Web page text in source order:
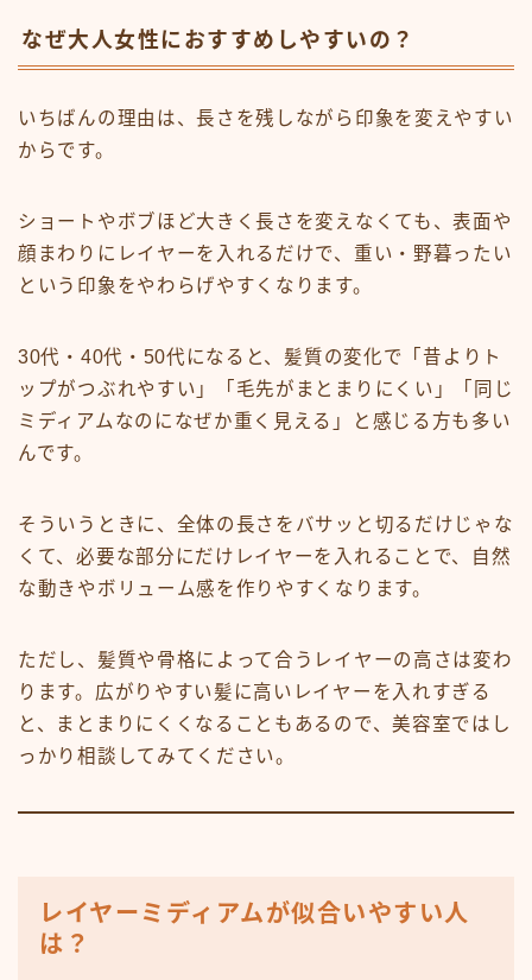
なぜ大人女性におすすめしやすいの？
いちばんの理由は、長さを残しながら印象を変えやすい
からです。
ショートやボブほど大きく長さを変えなくても、表面や
顔まわりにレイヤーを入れるだけで、重い・野暮ったい
という印象をやわらげやすくなります。
30代・40代・50代になると、髪質の変化で「昔よりト
ップがつぶれやすい」「毛先がまとまりにくい」「同じ
ミディアムなのになぜか重く見える」と感じる方も多い
んです。
そういうときに、全体の長さをバサッと切るだけじゃな
くて、必要な部分にだけレイヤーを入れることで、自然
な動きやボリューム感を作りやすくなります。
ただし、髪質や骨格によって合うレイヤーの高さは変わ
ります。広がりやすい髪に高いレイヤーを入れすぎる
と、まとまりにくくなることもあるので、美容室ではし
っかり相談してみてください。
レイヤーミディアムが似合いやすい人
は？